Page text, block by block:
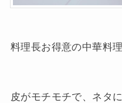
料理長お得意の中華料
皮がモチモチで、ネタ